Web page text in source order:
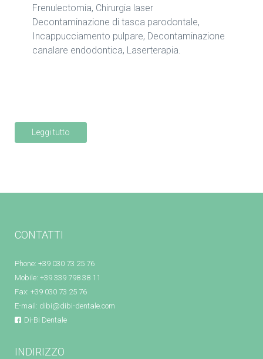
Frenulectomia, Chirurgia laser
Decontaminazione di tasca parodontale,
Incappucciamento pulpare, Decontaminazione
canalare endodontica, Laserterapia.
Leggi tutto
CONTATTI
Phone: +39 030 73 25 76
Mobile: +39 339 798 38 11
Fax: +39 030 73 25 76
E-mail: dibi@dibi-dentale.com
Di-Bi Dentale
INDIRIZZO